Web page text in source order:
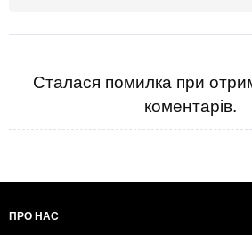
Сталася помилка при
коментарів.
ПРО НАС